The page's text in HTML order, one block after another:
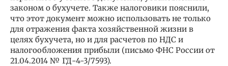
законом о бухучете. Также налоговики пояснили,
что этот документ можно использовать не только
для отражения факта хозяйственной жизни в
целях бухучета, но и для расчетов по НДС и
налогообложения прибыли (письмо ФНС России от
21.04.2014 № ГД-4-3/7593).